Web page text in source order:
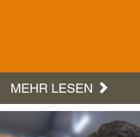
MEHR LESEN